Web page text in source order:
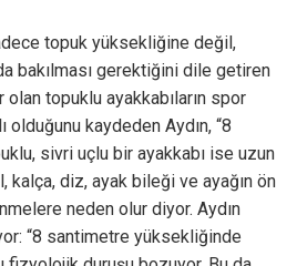
topuk yüksekliğine değil,
bakılması gerektiğini dile getiren
topuklu ayakkabıların spor
olduğunu kaydeden Aydın, “8
sivri uçlu bir ayakkabı ise uzun
kalça, diz, ayak bileği ve ayağın ön
neden olur diyor. Aydın
“8 santimetre yüksekliğinde